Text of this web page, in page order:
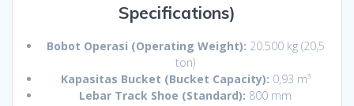
Specifications)
Bobot Operasi (Operating Weight): 20.500 kg (20,5
ton)
Kapasitas Bucket (Bucket Capacity): 0,93 m³
Lebar Track Shoe (Standard): 800 mm